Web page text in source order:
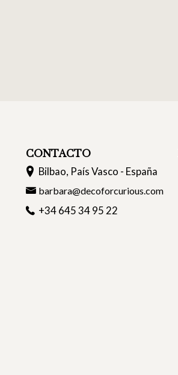
CONTACTO
Bilbao, País Vasco - España
barbara@decoforcurious.com
+34 645 34 95 22